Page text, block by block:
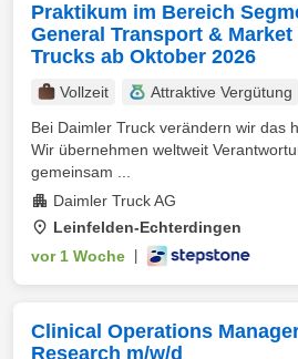
Praktikum im Bereich
General Transport & Market
Trucks ab Oktober 2026
Vollzeit Attraktive Vergütung
Bei Daimler Truck verändern wir das
Wir übernehmen weltweit
gemeinsam ...
Daimler Truck AG
Leinfelden-Echterdingen
vor 1 Woche
Clinical Operations
Research m/w/d